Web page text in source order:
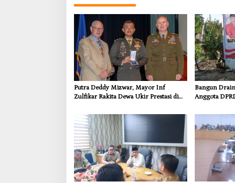
Putra Deddy Mizwar, Mayor Inf
Zulfikar Rakita Dewa Ukir Prestasi di
Bangun
Anggota
Kebutuhan